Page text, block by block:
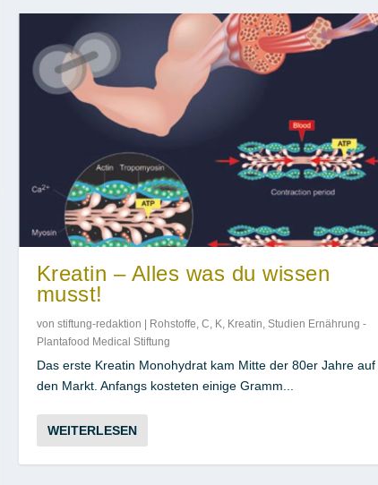
Kreatin – Alles was du wissen
musst!
von stiftung-redaktion Rohstoffe, C, K, Kreatin, Studien Ernährung -
Plantafood Medical Stiftung
Das erste Kreatin Monohydrat kam Mitte der 80er Jahre auf
den Markt. Anfangs kosteten einige Gramm...
WEITERLESEN